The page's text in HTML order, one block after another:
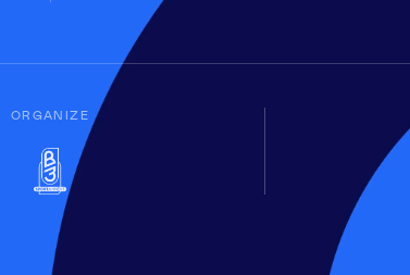
ORGANIZE